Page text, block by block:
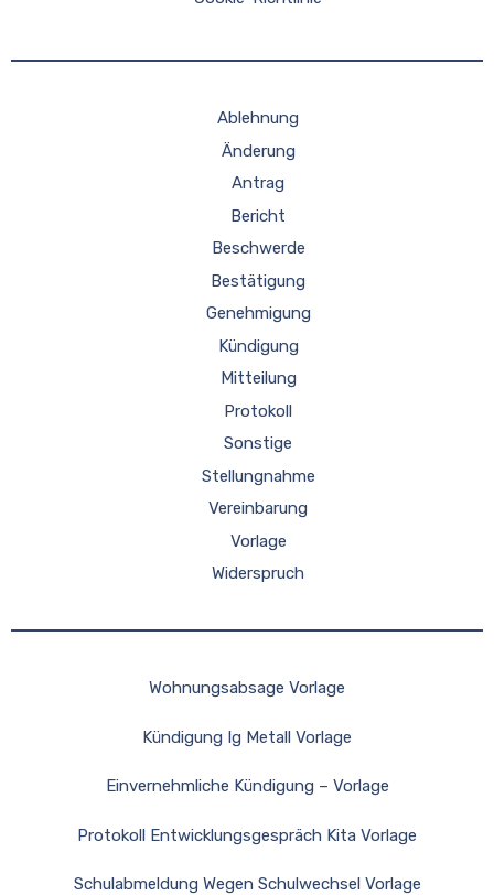
Ablehnung
Änderung
Antrag
Bericht
Beschwerde
Bestätigung
Genehmigung
Kündigung
Mitteilung
Protokoll
Sonstige
Stellungnahme
Vereinbarung
Vorlage
Widerspruch
Wohnungsabsage Vorlage
Kündigung Ig Metall Vorlage
Einvernehmliche Kündigung – Vorlage
Protokoll Entwicklungsgespräch Kita Vorlage
Schulabmeldung Wegen Schulwechsel Vorlage